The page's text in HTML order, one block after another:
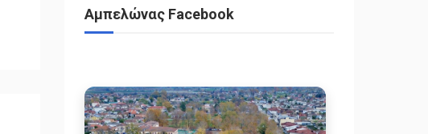
Αμπελώνας Facebook